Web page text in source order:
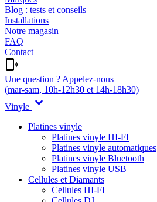
Blog : tests et conseils
Installations
Notre magasin
FAQ
Contact
Une question ? Appelez-nous
(mar-sam, 10h-12h30 et 14h-18h30)
Vinyle
Platines vinyle
Platines vinyle HI-FI
Platines vinyle automatiques
Platines vinyle Bluetooth
Platines vinyle USB
Cellules et Diamants
Cellules HI-FI